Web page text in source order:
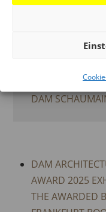
Veranstaltung
DAM
DAM
AWARD 2025
THE AWARDED